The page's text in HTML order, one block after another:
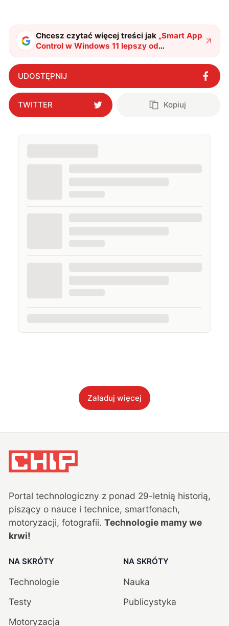
Chcesz czytać więcej treści jak „Smart App
Control w Windows 11 lepszy od
antywirusa?"?
UDOSTĘPNIJ
TWITTER Kopiuj
Załaduj więcej
Portal technologiczny z ponad 29-letnią historią,
piszący o nauce i technice, smartfonach,
motoryzacji, fotografii. Technologie mamy we
krwi!
NA SKRÓTY
Technologie
Testy
Motoryzacja
NA SKRÓTY
Nauka
Publicystyka